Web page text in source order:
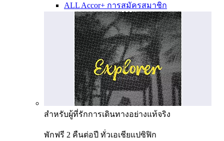
ALL Accor+ การสมัครสมาชิก
สำหรับผู้ที่รักการเดินทางอย่างแท้จริง
พักฟรี 2 คืนต่อปี ทั่วเอเชียแปซิฟิก